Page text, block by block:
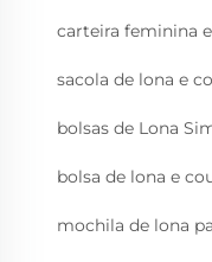
carteira feminina
sacola de lona e
bolsas de Lona
bolsa de lona e
mochila de lona